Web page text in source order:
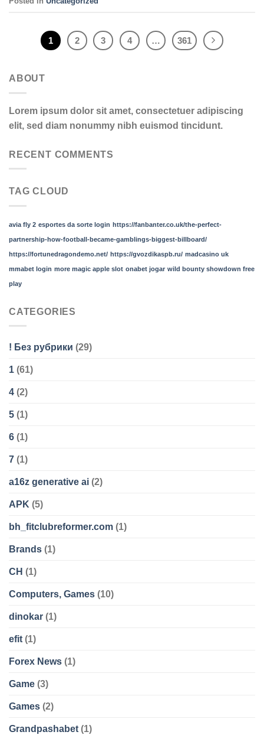
1 2 3 4 … 361
ABOUT
Lorem ipsum dolor sit amet, consectetuer adipiscing
elit, sed diam nonummy nibh euismod tincidunt.
RECENT COMMENTS
TAG CLOUD
avia fly 2 esportes da sorte login https://fanbanter.co.uk/the-perfect-
partnership-how-football-became-gamblings-biggest-billboard/
https://fortunedragondemo.net/ https://gvozdikaspb.ru/ madcasino uk
mmabet login more magic apple slot onabet jogar wild bounty showdown free
play
CATEGORIES
! Без рубрики (29)
1 (61)
4 (2)
5 (1)
6 (1)
7 (1)
a16z generative ai (2)
APK (5)
bh_fitclubreformer.com (1)
Brands (1)
CH (1)
Computers, Games (10)
dinokar (1)
efit (1)
Forex News (1)
Game (3)
Games (2)
Grandpashabet (1)